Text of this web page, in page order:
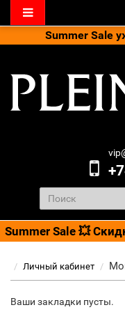
Summer Sale
Summer Sale 💥
Личный кабинет
Ваши закладки пусты.